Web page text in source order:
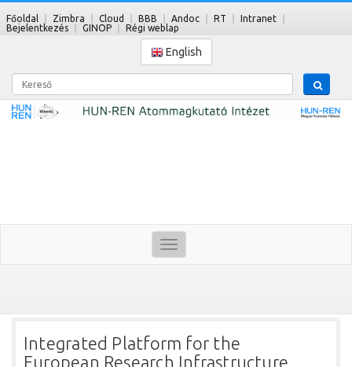
Főoldal Zimbra Cloud BBB Andoc RT
Intranet
Bejelentkezés
GINOP Régi weblap
English
Kereső
Toggle
navigation
Integrated Platform for the
European Research Infrastructure